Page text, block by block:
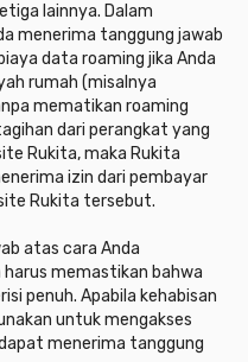
lainnya. Dalam
menerima tanggung jawab
data roaming jika Anda
rumah (misalnya
mematikan roaming
dari perangkat yang
Rukita, maka Rukita
izin dari pembayar
Rukita tersebut.
atas cara Anda
memastikan bahwa
penuh. Apabila kehabisan
untuk mengakses
menerima tanggung